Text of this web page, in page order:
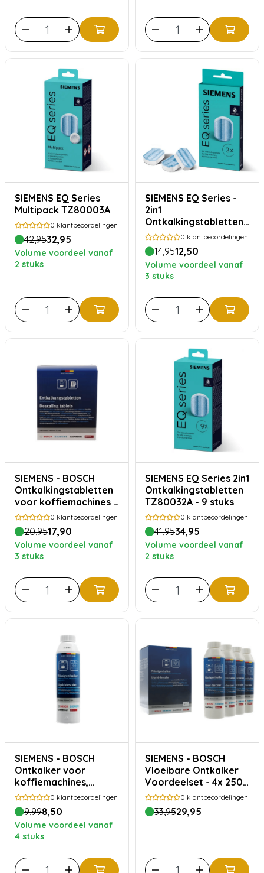
SIEMENS EQ Series
Multipack TZ80003A
0 klantbeoordelingen
42,9532,95
Volume voordeel vanaf
2 stuks
SIEMENS EQ Series -
2in1
Ontkalkingstabletten
TZ80002A
0 klantbeoordelingen
14,9512,50
Volume voordeel vanaf
3 stuks
SIEMENS - BOSCH
Ontkalkingstabletten
voor koffiemachines -
12x 18 gram
0 klantbeoordelingen
20,9517,90
Volume voordeel vanaf
3 stuks
SIEMENS EQ Series 2in1
Ontkalkingstabletten
TZ80032A - 9 stuks
0 klantbeoordelingen
41,9534,95
Volume voordeel vanaf
2 stuks
SIEMENS - BOSCH
Ontkalker voor
koffiemachines,
waterkokers en
stoomovens – 250ml
0 klantbeoordelingen
9,998,50
Volume voordeel vanaf
4 stuks
SIEMENS - BOSCH
Vloeibare Ontkalker
Voordeelset - 4x 250
ml
0 klantbeoordelingen
33,9529,95